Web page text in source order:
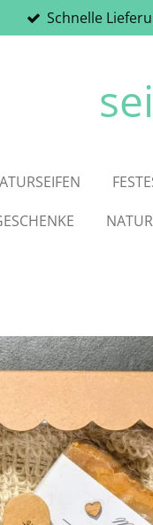
Schnelle